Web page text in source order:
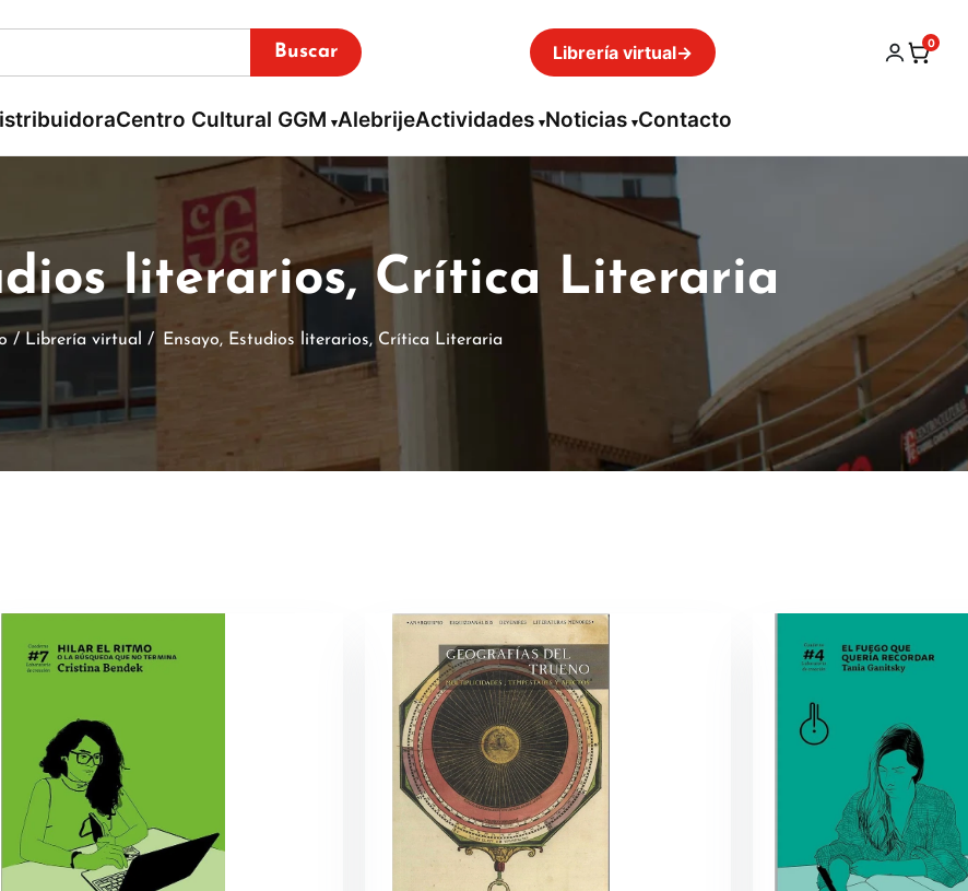
Buscar Librería virtual→ 0
Centro Cultural GGM AlebrijeActividades Noticias Contacto
literarios, Crítica Literaria
/ Librería virtual / Ensayo, Estudios literarios, Crítica Literaria